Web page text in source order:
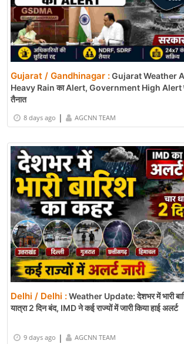
Gujarat / Gandhinagar :Gujarat Weather
Heavy Rain का Alert, Government High Alert
तैनात
8 days ago | AGCNN TEAM
Delhi / Delhi :Weather Update: देशभर में भारी
यात्रा 2 दिन बंद, IMD ने कई राज्यों में जारी किया हाई अलर्ट
9 days ago | AGCNN TEAM